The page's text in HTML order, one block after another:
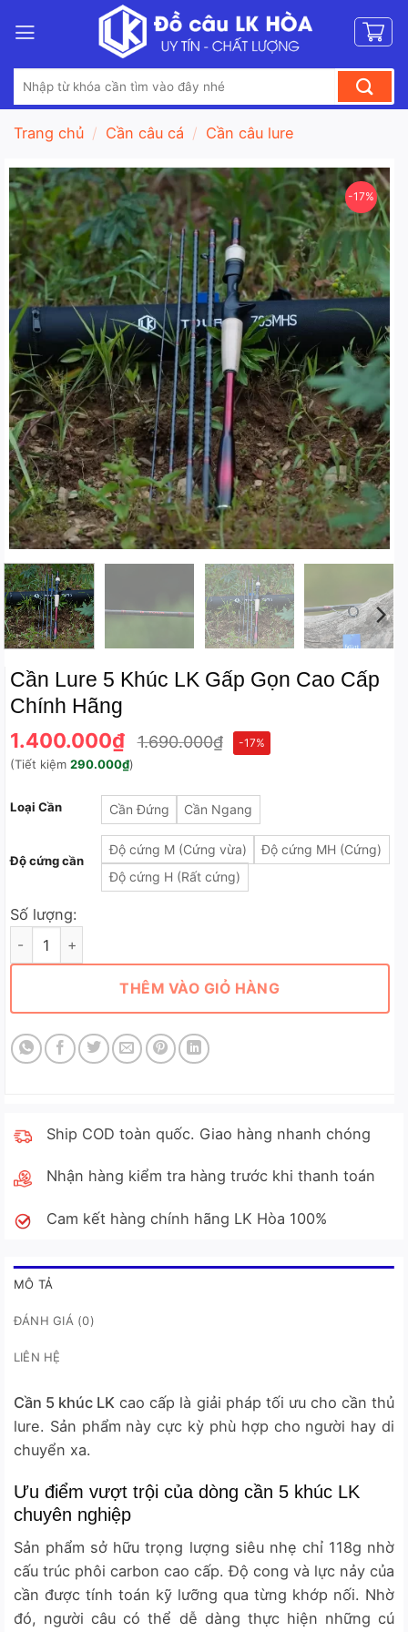
qua
dung
kiếm:
Trang chủ / Cần câu cá / Cần câu lure
-17%
Cần Lure 5 Khúc LK Gấp Gọn Cao Cấp
Chính Hãng
1.400.000₫ 1.690.000₫ -17%
(Tiết kiệm 290.000₫)
Loại Cần Cần Đứng Cần Ngang
Độ cứng cần
Độ cứng M (Cứng vừa)
Độ cứng MH (Cứng)
Độ cứng H (Rất cứng)
Số lượng:
THÊM VÀO GIỎ HÀNG
Ship COD toàn quốc. Giao hàng nhanh chóng
Nhận hàng kiểm tra hàng trước khi thanh toán
Cam kết hàng chính hãng LK Hòa 100%
MÔ TẢ
ĐÁNH GIÁ (0)
LIÊN HỆ
Cần 5 khúc LK cao cấp là giải pháp tối ưu cho cần thủ
lure. Sản phẩm này cực kỳ phù hợp cho người hay di
chuyển xa.
Ưu điểm vượt trội của dòng cần 5 khúc LK
chuyên nghiệp
Sản phẩm sở hữu trọng lượng siêu nhẹ chỉ 118g nhờ
cấu trúc phôi carbon cao cấp. Độ cong và lực nảy của
cần được tính toán kỹ lưỡng qua từng khớp nối. Nhờ
đó, người câu có thể dễ dàng thực hiện những cú